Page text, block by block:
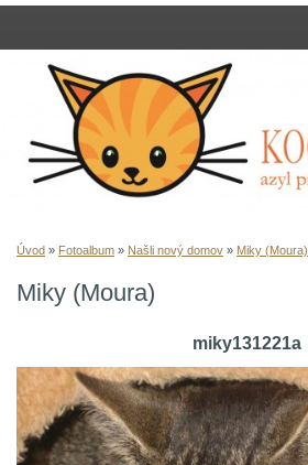
Úvod » Fotoalbum » Našli nový domov » Miky (Moura)
Miky (Moura)
miky131221a